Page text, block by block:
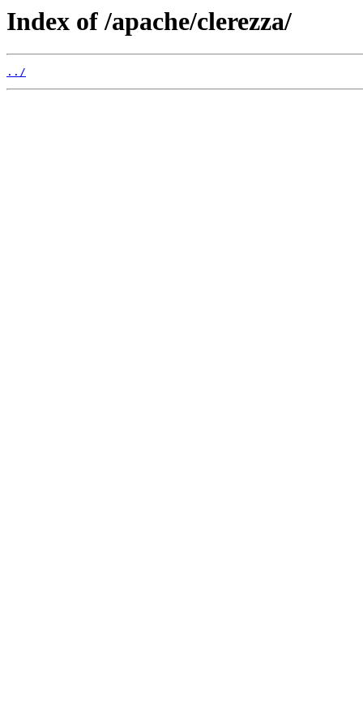
Index of /apache/clerezza/
../